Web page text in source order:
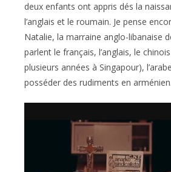
deux enfants ont appris dés la
l’anglais et le roumain. Je pense
Natalie, la marraine anglo-libanaise
parlent le français, l’anglais, le
plusieurs années à Singapour),
posséder des rudiments en arménien.